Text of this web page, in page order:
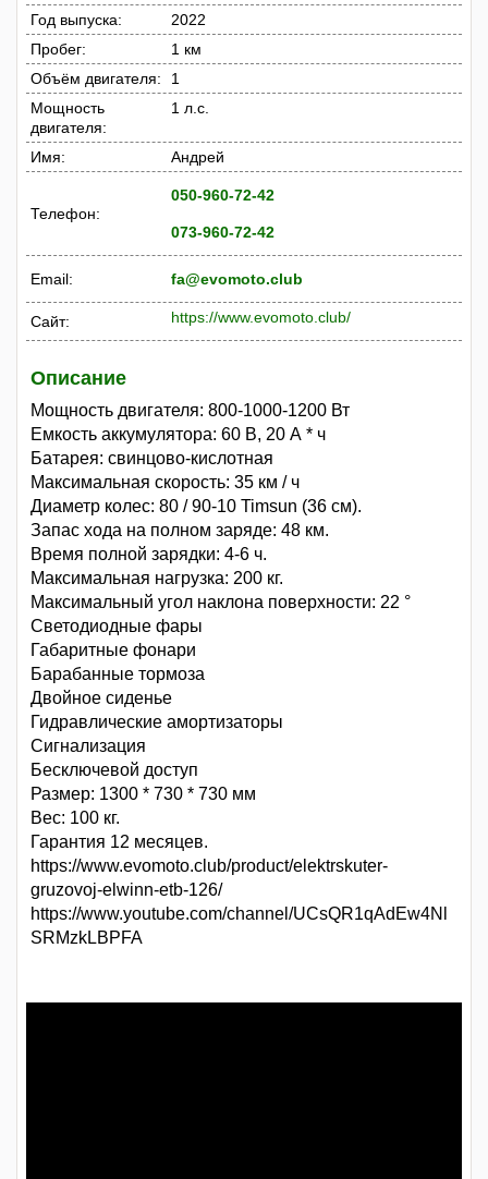
Год выпуска:
2022
Пробег:
1 км
Объём двигателя:
1
Мощность
двигателя:
1 л.с.
Имя: Андрей
Телефон:
050-960-72-42
073-960-72-42
Email: fa@evomoto.club
Сайт: https://www.evomoto.club/
Описание
Мощность двигателя: 800-1000-1200 Вт
Емкость аккумулятора: 60 В, 20 А * ч
Батарея: свинцово-кислотная
Максимальная скорость: 35 км / ч
Диаметр колес: 80 / 90-10 Timsun (36 см).
Запас хода на полном заряде: 48 км.
Время полной зарядки: 4-6 ч.
Максимальная нагрузка: 200 кг.
Максимальный угол наклона поверхности: 22 °
Светодиодные фары
Габаритные фонари
Барабанные тормоза
Двойное сиденье
Гидравлические амортизаторы
Сигнализация
Бесключевой доступ
Размер: 1300 * 730 * 730 мм
Вес: 100 кг.
Гарантия 12 месяцев.
https://www.evomoto.club/product/elektrskuter-
gruzovoj-elwinn-etb-126/
https://www.youtube.com/channel/UCsQR1qAdEw4Nl
SRMzkLBPFA